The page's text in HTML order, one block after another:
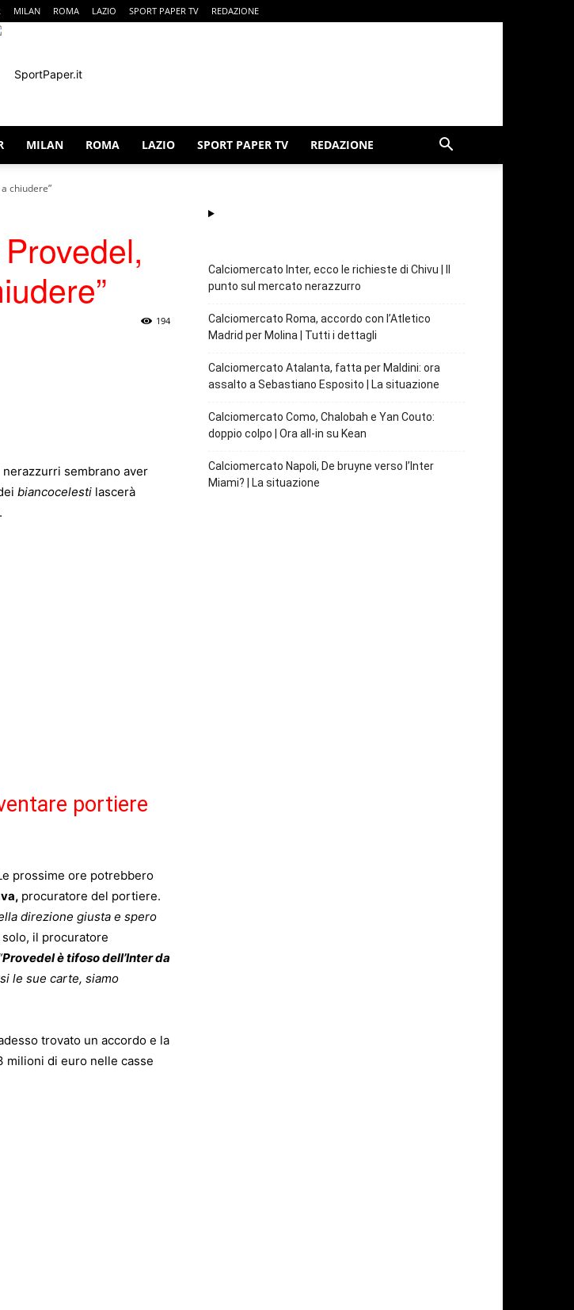
MILAN ROMA LAZIO SPORT PAPER TV REDAZIONE
MILAN ROMA LAZIO SPORT PAPER TV REDAZIONE
chiudere”
194
sembrano aver
biancocelesti lascerà
portiere
prossime ore potrebbero
procuratore del portiere.
direzione giusta e spero
solo, il procuratore
Provedel è tifoso dell’Inter da
le sue carte, siamo
trovato un accordo e la
milioni di euro nelle casse
Calciomercato Inter, ecco le richieste di Chivu | Il
punto sul mercato nerazzurro
Calciomercato Roma, accordo con l’Atletico
Madrid per Molina | Tutti i dettagli
Calciomercato Atalanta, fatta per Maldini: ora
assalto a Sebastiano Esposito | La situazione
Calciomercato Como, Chalobah e Yan Couto:
doppio colpo | Ora all-in su Kean
Calciomercato Napoli, De bruyne verso l’Inter
Miami? | La situazione